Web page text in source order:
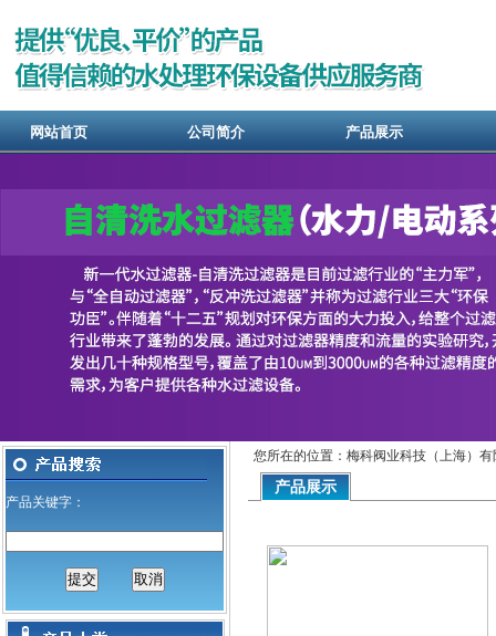
网站首页 公司简介 产品展示
产品关键字：
您所在的位置：梅科阀业科技（上海）
产品展示